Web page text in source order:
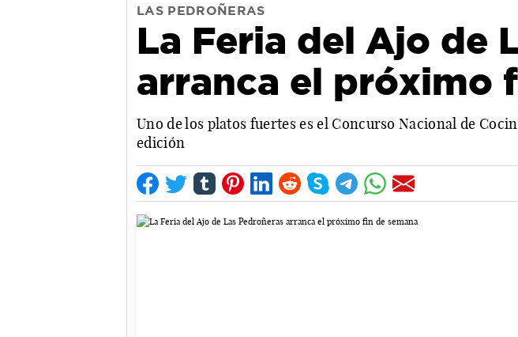
LAS PEDROÑERAS
La Feria del Ajo de
arranca el próximo
Uno de los platos fuertes es el Concurso Nacional de
edición